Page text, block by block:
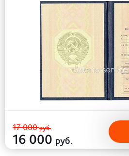
17 000руб.
16 000 руб.